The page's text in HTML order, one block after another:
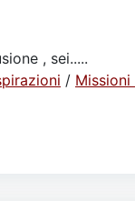
, sei.....
/